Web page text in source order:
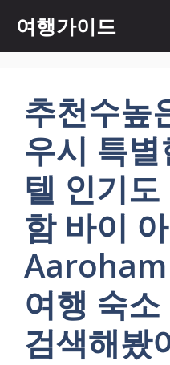
츠
여행가이드
추천수높
우시 특
텔 인기
함 바이
여행 숙
검색해봤